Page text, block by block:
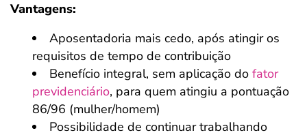
Vantagens:
Aposentadoria mais cedo, após atingir os
requisitos de tempo de contribuição
Benefício integral, sem aplicação do fator
previdenciário, para quem atingiu a pontuação
86/96 (mulher/homem)
Possibilidade de continuar trabalhando